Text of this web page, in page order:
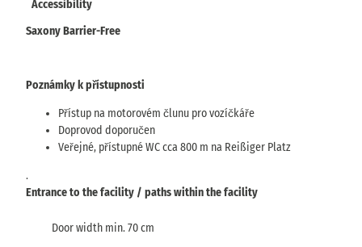
Accessibility
Saxony Barrier-Free
Poznámky k přístupnosti
Přístup na motorovém člunu pro vozíčkáře
Doprovod doporučen
Veřejné, přístupné WC cca 800 m na Reißiger Platz
.
Entrance to the facility / paths within the facility
Door width min. 70 cm